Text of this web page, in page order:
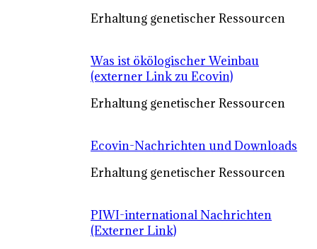
Erhaltung genetischer Ressourcen
Was ist ökölogischer Weinbau
(externer Link zu Ecovin)
Erhaltung genetischer Ressourcen
Ecovin-Nachrichten und Downloads
Erhaltung genetischer Ressourcen
PIWI-international Nachrichten
(Externer Link)